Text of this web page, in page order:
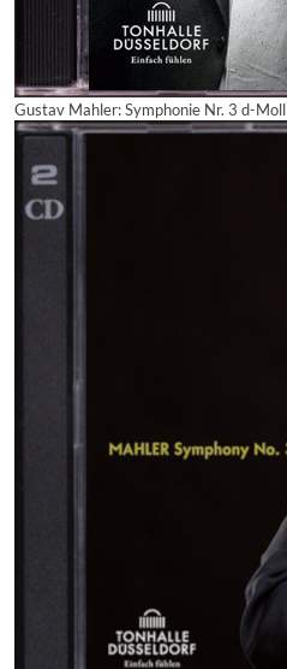
Gustav Mahler: Symphonie Nr. 3 d-Moll